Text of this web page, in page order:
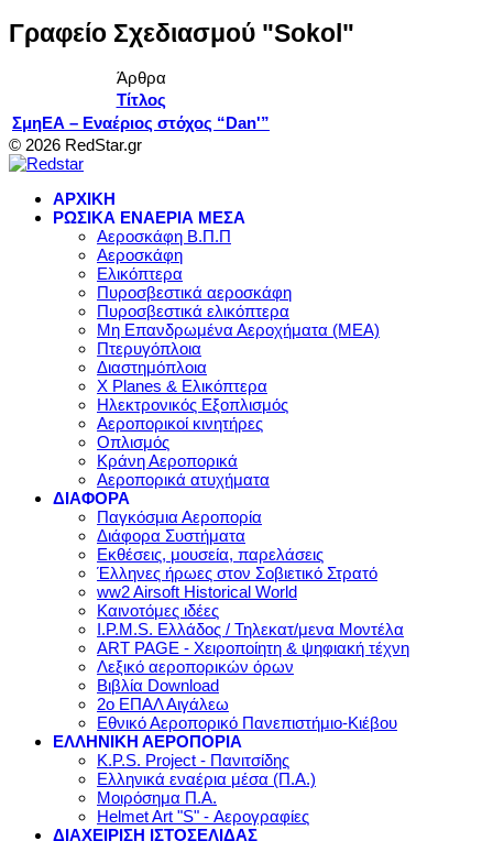
Γραφείο Σχεδιασμού "Sokol"
Άρθρα
Τίτλος
ΣμηΕΑ – Εναέριος στόχος “Dan'”
© 2026 RedStar.gr
ΑΡΧΙΚΗ
ΡΩΣΙΚΑ ΕΝΑΕΡΙΑ ΜΕΣΑ
Αεροσκάφη Β.Π.Π
Αεροσκάφη
Ελικόπτερα
Πυροσβεστικά αεροσκάφη
Πυροσβεστικά ελικόπτερα
Μη Επανδρωμένα Αεροχήματα (ΜΕΑ)
Πτερυγόπλοια
Διαστημόπλοια
X Planes & Ελικόπτερα
Ηλεκτρονικός Εξοπλισμός
Αεροπορικοί κινητήρες
Οπλισμός
Κράνη Αεροπορικά
Αεροπορικά ατυχήματα
ΔΙΑΦΟΡΑ
Παγκόσμια Αεροπορία
Διάφορα Συστήματα
Εκθέσεις, μουσεία, παρελάσεις
Έλληνες ήρωες στον Σοβιετικό Στρατό
ww2 Airsoft Historical World
Καινοτόμες ιδέες
I.P.M.S. Ελλάδος / Τηλεκατ/μενα Μοντέλα
ART PAGE - Χειροποίητη & ψηφιακή τέχνη
Λεξικό αεροπορικών όρων
Βιβλία Download
2ο ΕΠΑΛ Αιγάλεω
Εθνικό Αεροπορικό Πανεπιστήμιο-Κιέβου
ΕΛΛΗΝΙΚΗ ΑΕΡΟΠΟΡΙΑ
K.P.S. Project - Πανιτσίδης
Ελληνικά εναέρια μέσα (Π.Α.)
Μοιρόσημα Π.Α.
Helmet Art "S" - Αερογραφίες
ΔΙΑΧΕΙΡΙΣΗ ΙΣΤΟΣΕΛΙΔΑΣ